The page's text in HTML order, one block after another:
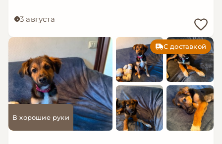
3 августа
С доставкой
В хорошие руки